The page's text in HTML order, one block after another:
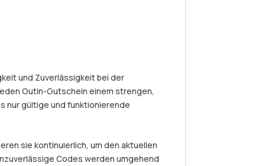
und Zuverlässigkeit bei der
Outin-Gutschein einem strengen,
nur gültige und funktionierende
sie kontinuierlich, um den aktuellen
Codes werden umgehend